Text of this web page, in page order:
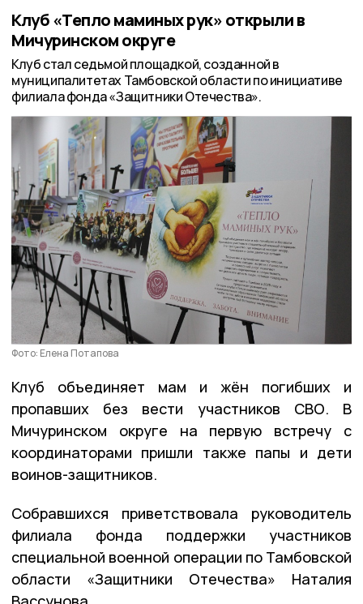
Клуб «Тепло маминых рук» открыли в
Мичуринском округе
Клуб стал седьмой площадкой, созданной в
муниципалитетах Тамбовской области по инициативе
филиала фонда «Защитники Отечества».
Фото: Елена Потапова
Клуб объединяет мам и жён погибших и
пропавших без вести участников СВО. В
Мичуринском округе на первую встречу с
координаторами пришли также папы и дети
воинов-защитников.
Собравшихся приветствовала руководитель
филиала фонда поддержки участников
специальной военной операции по Тамбовской
области «Защитники Отечества» Наталия